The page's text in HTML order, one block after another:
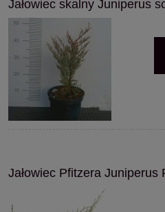
Jałowiec skalny Juniperus
Jałowiec Pfitzera Juniperus